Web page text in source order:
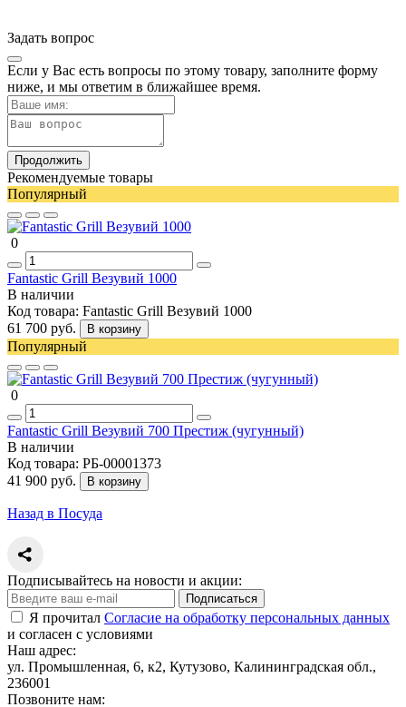
Задать вопрос
Если у Вас есть вопросы по этому товару, заполните форму
ниже, и мы ответим в ближайшее время.
Продолжить
Рекомендуемые товары
Популярный
0
Fantastic Grill Везувий 1000
В наличии
Код товара: Fantastic Grill Везувий 1000
61 700 руб.
В корзину
Популярный
0
Fantastic Grill Везувий 700 Престиж (чугунный)
В наличии
Код товара: РБ-00001373
41 900 руб.
В корзину
Назад в Посуда
Подписывайтесь на новости и акции:
Подписаться
Я прочитал Согласие на обработку персональных данных
и согласен с условиями
Наш адрес:
ул. Промышленная, 6, к2, Кутузово, Калининградская обл.,
236001
Позвоните нам: